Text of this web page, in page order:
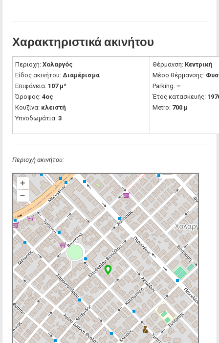
Χαρακτηριστικά ακινήτου
Περιοχή: Χολαργός
Είδος ακινήτου: Διαμέρισμα
Επιφάνεια: 107 μ²
Όροφος: 4ος
Κουζίνα: κλειστή
Υπνοδωμάτια: 3
Θέρμανση: Κεντρική
Μέσο θέρμανσης:
Parking: –
Έτος κατασκευής:
Metro: 700 μ
Περιοχή ακινήτου:
+
–